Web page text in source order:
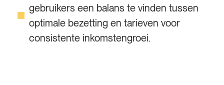
gebruikers een balans te vinden tussen
optimale bezetting en tarieven voor
consistente inkomstengroei.